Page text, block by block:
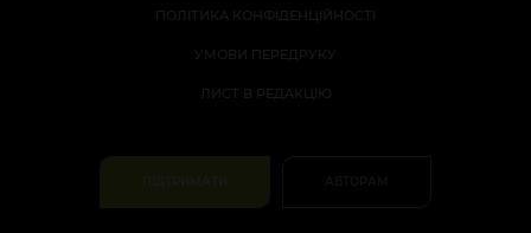
ПОЛІТИКА КОНФІДЕНЦІЙНОСТІ
УМОВИ ПЕРЕДРУКУ
ЛИСТ В РЕДАКЦІЮ